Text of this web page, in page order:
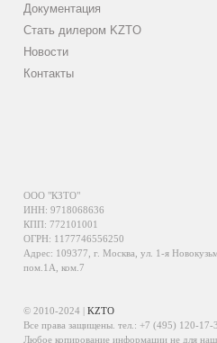
Документация
Стать дилером KZTO
Новости
Контакты
ООО "КЗТО"
ИНН: 9718068636
КПП: 772101001
ОГРН: 1177746556250
Адрес: 109377, г. Москва, ул. 1-я
пом.1А, ком.7
© 2010-2024 |KZTO
Все права защищены. тел.: +7 (495) 120-17-
Любое копирование информации не для